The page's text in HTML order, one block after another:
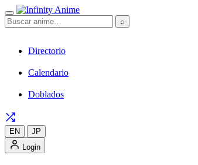
⌕
Directorio
Calendario
Doblados
EN
JP
Login